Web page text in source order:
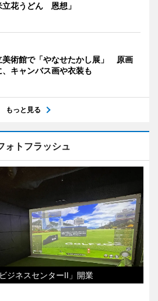
立花うどん 恩想」
美術館で「やなせたかし展」 原画
、キャンバス画や衣装も
もっと見る
ォトフラッシュ
ジネスセンターII」開業